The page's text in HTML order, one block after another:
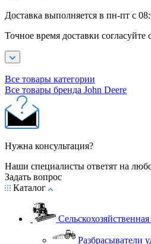
Доставка выполняется в пн-пт с
Точное время доставки согласуйте
Все товары категории
Все товары бренда John Deere
Нужна консультация?
Наши специалисты ответят на
Задать вопрос
Каталог
Разбрасыватели